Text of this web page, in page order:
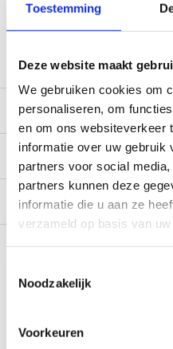
Toestemming
Deze website maakt
We gebruiken cookies om
personaliseren, om
en om ons websiteverkeer
informatie over uw gebruik
partners voor social
partners kunnen deze
informatie die u aan ze
verzameld op basis van
Noodzakelijk
Voorkeuren
verzending. Een deel van
winkel, mail ons voor de
Beschrijving
Specificaties
Reviews
Recent bekeken